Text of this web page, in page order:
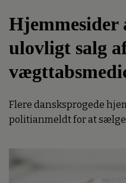
Hjemmesider
ulovligt salg
Flere dansksprogede
politianmeldt for at